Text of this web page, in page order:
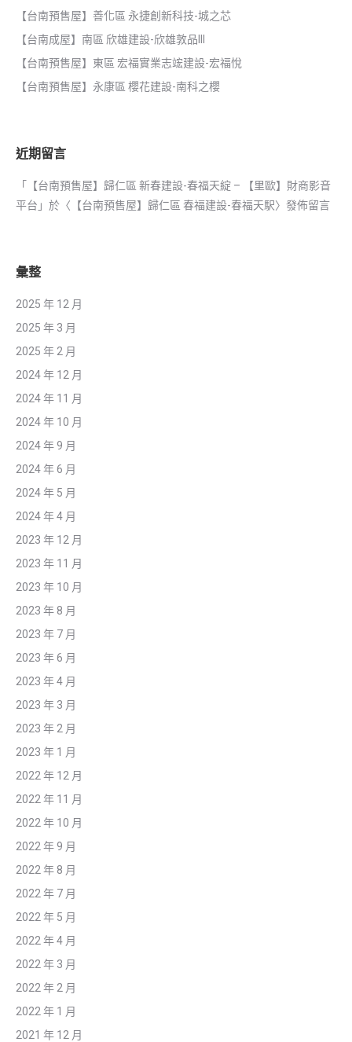
【台南預售屋】善化區 永捷創新科技-城之芯
【台南成屋】南區 欣雄建設-欣雄敦品III
【台南預售屋】東區 宏福實業志竤建設-宏福悅
【台南預售屋】永康區 櫻花建設-南科之櫻
近期留言
「
【台南預售屋】歸仁區 新春建設-春福天綻 – 【里歐】財商影音
平台 」於〈 【台南預售屋】歸仁區 春福建設-春福天駅〉發佈留言
彙整
2025 年 12 月
2025 年 3 月
2025 年 2 月
2024 年 12 月
2024 年 11 月
2024 年 10 月
2024 年 9 月
2024 年 6 月
2024 年 5 月
2024 年 4 月
2023 年 12 月
2023 年 11 月
2023 年 10 月
2023 年 8 月
2023 年 7 月
2023 年 6 月
2023 年 4 月
2023 年 3 月
2023 年 2 月
2023 年 1 月
2022 年 12 月
2022 年 11 月
2022 年 10 月
2022 年 9 月
2022 年 8 月
2022 年 7 月
2022 年 5 月
2022 年 4 月
2022 年 3 月
2022 年 2 月
2022 年 1 月
2021 年 12 月